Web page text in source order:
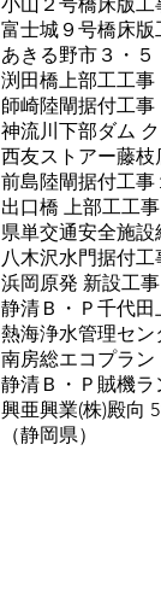
富士城９号橋床版
あきる野市３・５
渕田橋上部工工事
師崎陸閘据付工事
神流川下部ダム
西友ストアー藤枝
前島陸閘据付工事
出口橋 上部工工事
県単交通安全施設
八木沢水門据付工
浜岡原発 新設工
静清Ｂ・Ｐ千代田
熱海浄水管理セン
南房総エコプラン
静清Ｂ・Ｐ賊機ラ
興亜興業(株)殿向
（静岡県）